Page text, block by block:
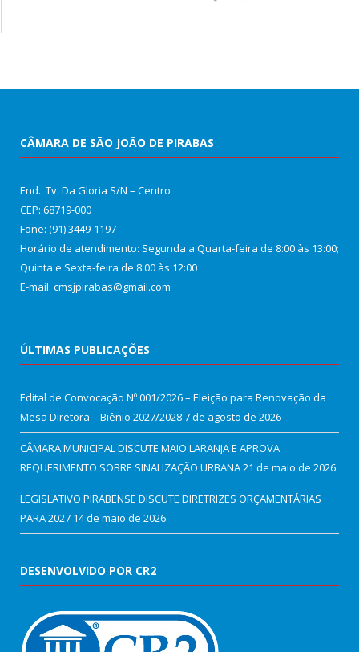
CÂMARA DE SÃO JOÃO DE PIRABAS
End.: Tv. Da Gloria S/N – Centro
CEP: 68719-000
Fone: (91) 3449-1197
Horário de atendimento: Segunda a Quarta-feira de 8:00 às 13:00;
Quinta e Sexta-feira de 8:00 às 12:00
E-mail: cmsjpirabas@gmail.com
ÚLTIMAS PUBLICAÇÕES
Edital de Convocação Nº 001/2026 – Eleição para Renovação da
Mesa Diretora – Biênio 2027/20287 de agosto de 2026
CÂMARA MUNICIPAL DISCUTE MAIO LARANJA E APROVA
REQUERIMENTO SOBRE SINALIZAÇÃO URBANA21 de maio de 2026
LEGISLATIVO PIRABENSE DISCUTE DIRETRIZES ORÇAMENTÁRIAS
PARA 2027 14 de maio de 2026
DESENVOLVIDO POR CR2